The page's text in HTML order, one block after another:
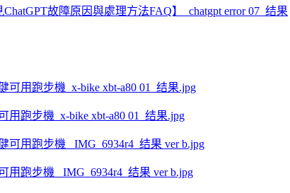
故障原因與處理方法FAQ】_chatgpt error 07_结果
跑步機_x-bike xbt-a80 01_结果.jpg
跑步機 _IMG_6934r4_结果 ver b.jpg